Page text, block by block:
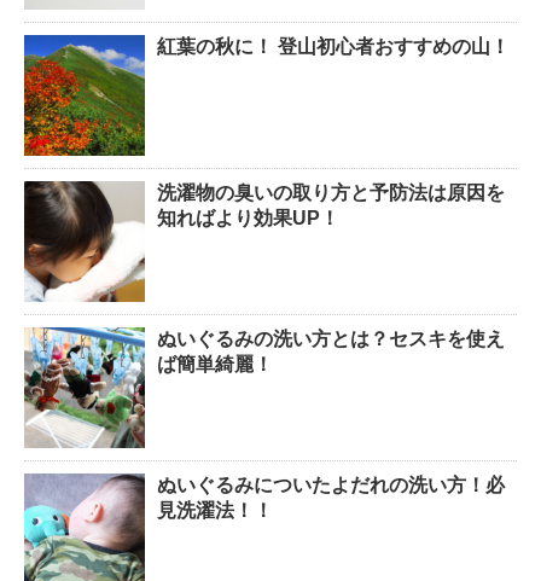
紅葉の秋に！ 登山初心者おすすめの山！
洗濯物の臭いの取り方と予防法は原因を
知ればより効果UP！
ぬいぐるみの洗い方とは？セスキを使え
ば簡単綺麗！
ぬいぐるみについたよだれの洗い方！必
見洗濯法！！